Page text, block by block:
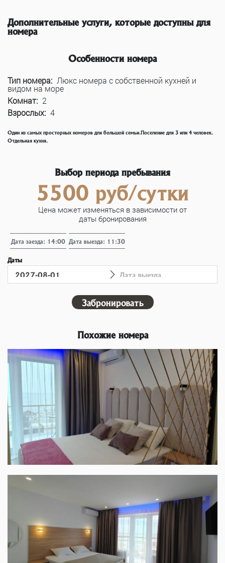
Дополнительные услуги, которые доступны для
номера
Особенности номера
Тип номера: Люкс номера с собственной кухней и
видом на море
Комнат: 2
Взрослых: 4
Один из самых просторных номеров для большой семьи.Поселение для 3 или 4 человек.
Отдельная кухня.
Выбор периода пребывания
5500 руб/сутки
Цена может изменяться в зависимости от
даты бронирования
Дата заезда: 14:00 Дата выезда: 11:30
Даты
Забронировать
Похожие номера